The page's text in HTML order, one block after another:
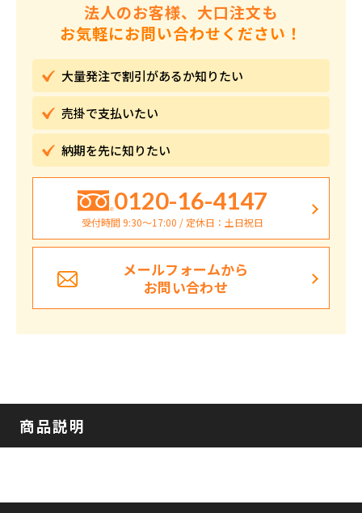
法人のお客様、大口注文も
お気軽にお問い合わせください！
大量発注で割引があるか知りたい
売掛で支払いたい
納期を先に知りたい
0120-16-4147
受付時間 9:30〜17:00 / 定休日：土日祝日
メールフォームから
お問い合わせ
商品説明